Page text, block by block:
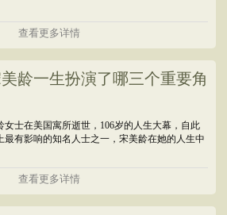
查看更多详情
龄一生扮演了哪三个重要角
女士在美国寓所逝世，106岁的人生大幕，自此
最有影响的知名人士之一，宋美龄在她的人生中
查看更多详情